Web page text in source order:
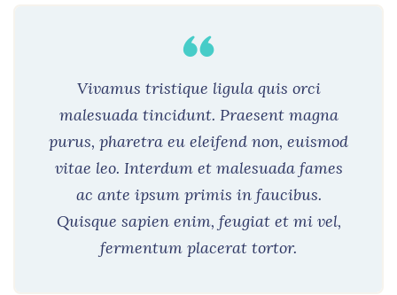
Vivamus tristique ligula quis orci
malesuada tincidunt. Praesent magna
purus, pharetra eu eleifend non, euismod
vitae leo. Interdum et malesuada fames
ac ante ipsum primis in faucibus.
Quisque sapien enim, feugiat et mi vel,
fermentum placerat tortor.